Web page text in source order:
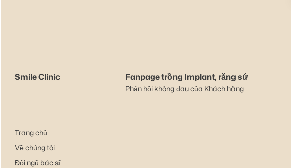
Smile Clinic
Trang chủ
Về chúng tôi
Đội ngũ bác sĩ
Fanpage trồng Implant, răng sứ
Phản hồi không đau của Khách hàng